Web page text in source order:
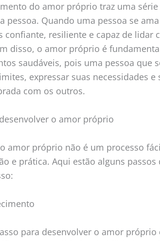
do amor próprio traz uma
pessoa. Quando uma pessoa se
confiante, resiliente e capaz de lidar
disso, o amor próprio é
saudáveis, pois uma pessoa que
expressar suas necessidades e
com os outros.
o amor próprio
amor próprio não é um processo
e prática. Aqui estão alguns
para desenvolver o amor próprio